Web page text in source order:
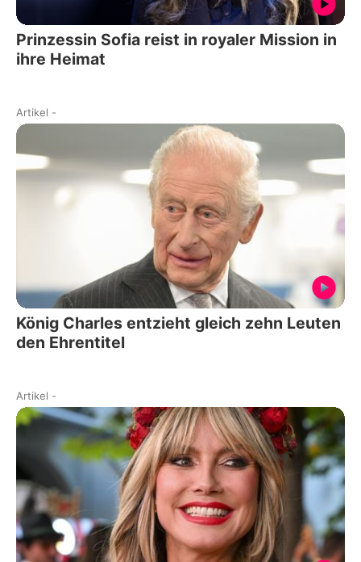
Prinzessin Sofia reist in royaler Mission in
ihre Heimat
Artikel -
König Charles entzieht gleich zehn Leuten
den Ehrentitel
Artikel -